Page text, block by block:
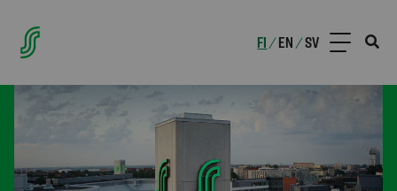
FI /EN /SV